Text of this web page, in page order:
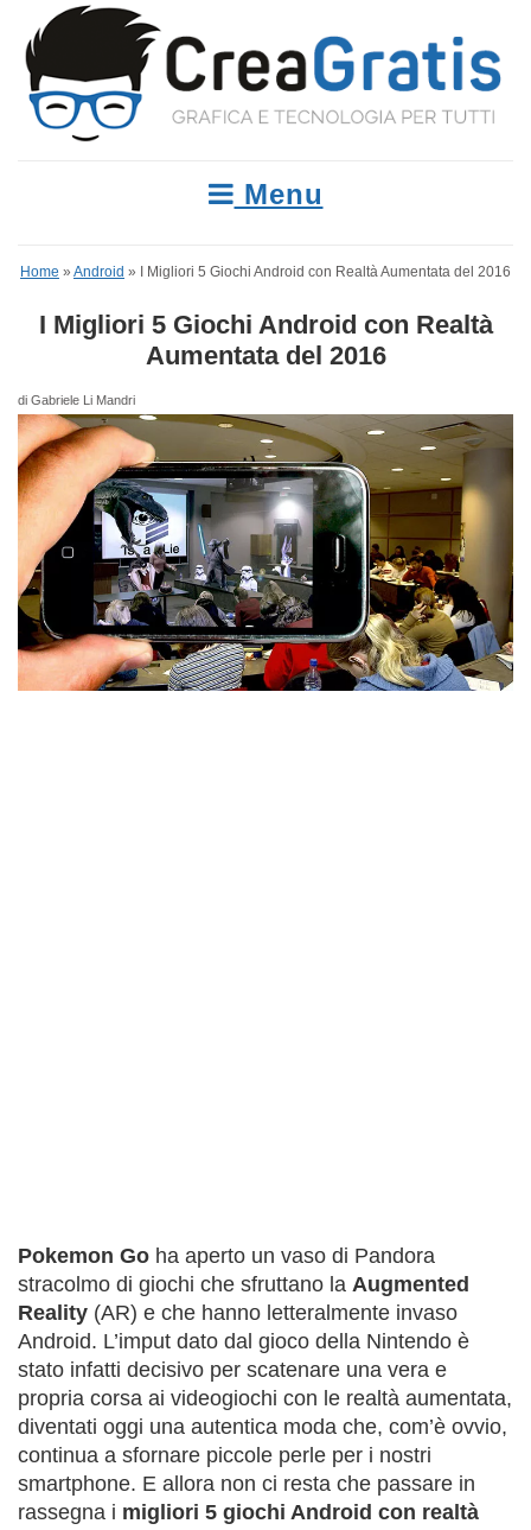
Menu
Home » Android » I Migliori 5 Giochi Android con Realtà Aumentata del 2016
I Migliori 5 Giochi Android con Realtà
Aumentata del 2016
di Gabriele Li Mandri
Pokemon Go ha aperto un vaso di Pandora
stracolmo di giochi che sfruttano la Augmented
Reality (AR) e che hanno letteralmente invaso
Android. L’imput dato dal gioco della Nintendo è
stato infatti decisivo per scatenare una vera e
propria corsa ai videogiochi con le realtà aumentata,
diventati oggi una autentica moda che, com’è ovvio,
continua a sfornare piccole perle per i nostri
smartphone. E allora non ci resta che passare in
rassegna i migliori 5 giochi Android con realtà